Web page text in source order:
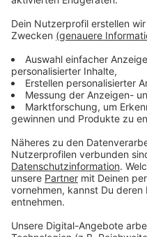
Verpass' nichts mehr
ANTENNE BAYERN
Lifestyle oder
Zum
Du möchtest